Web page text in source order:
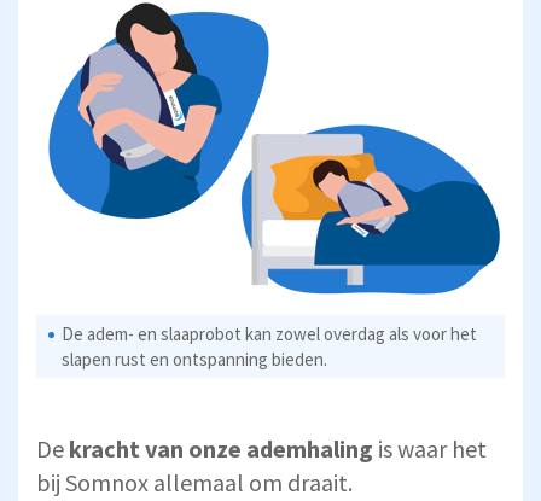
De adem- en slaaprobot kan zowel overdag als voor het
slapen rust en ontspanning bieden.
De kracht van onze ademhaling is waar het
bij Somnox allemaal om draait.